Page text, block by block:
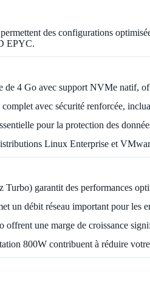
des configurations
EPYC.
4 Go avec support NVMe natif,
avec sécurité renforcée,
pour la protection des
Linux Enterprise et
garantit des performances
un débit réseau important pour les
offrent une marge de croissance
800W contribuent à réduire